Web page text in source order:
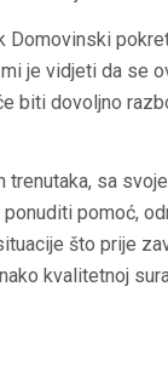
Domovinski
je vidjeti da se
biti dovoljno
trenutaka, sa
pomoć,
što prije
kvalitetnoj